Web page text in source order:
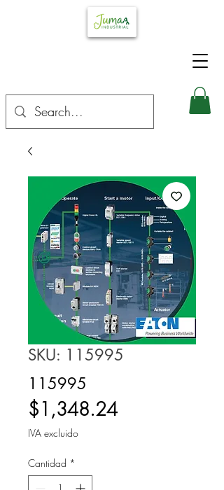
SKU: 115995
115995
$1,348.24Precio
IVA excluido
Cantidad *